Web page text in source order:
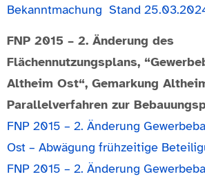
Bekanntmachung Stand
FNP 2015 – 2. Änderung des
Flächennutzungsplans,
Altheim Ost“, Gemarkung
Parallelverfahren zur
FNP 2015 – 2. Änderung
Ost – Abwägung frühzeitige
FNP 2015 – 2. Änderung